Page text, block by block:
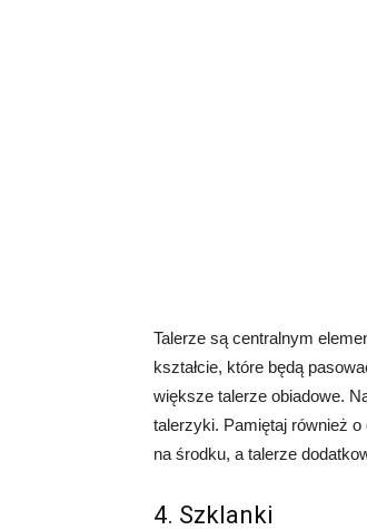
Talerze są centralnym
kształcie, które będą
większe talerze obiadowe.
talerzyki. Pamiętaj również o
na środku, a talerze
4. Szklanki